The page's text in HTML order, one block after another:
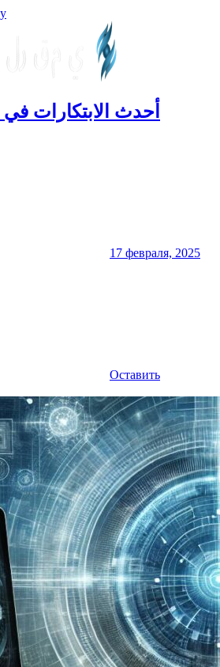
أحدث الابتكارات في
17 февраля, 2025
Оставить